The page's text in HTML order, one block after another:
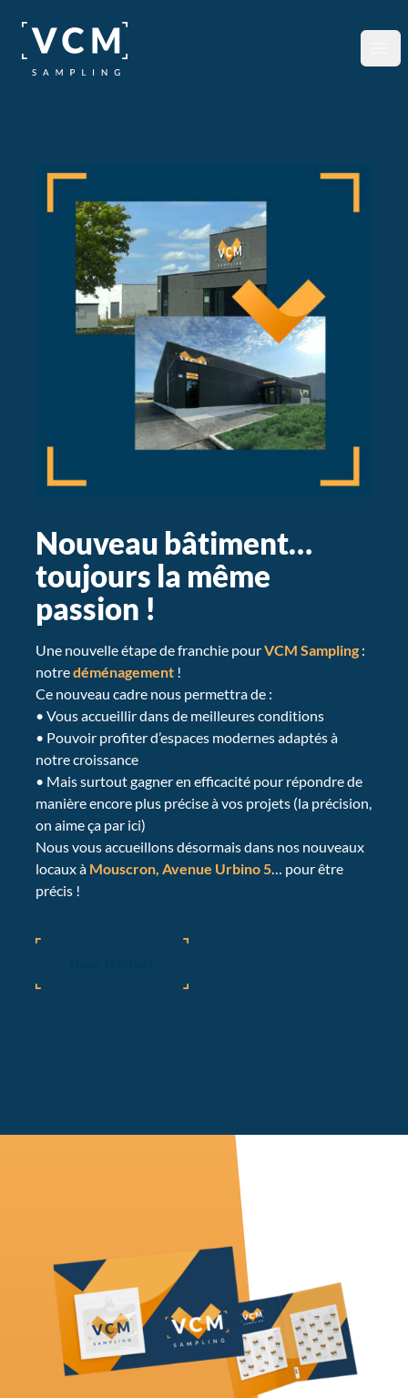
Démarrer un projet
Nouveau bâtiment…
toujours la même
passion !
Une nouvelle étape de franchie pourVCM Sampling:
notredéménagement!
Ce nouveau cadre nous permettra de :
• Vous accueillir dans de meilleures conditions
• Pouvoir profiter d’espaces modernes adaptés à
notre croissance
• Mais surtout gagner en efficacité pour répondre de
manière encore plus précise à vos projets (la précision,
on aime ça par ici)
Nous vous accueillons désormais dans nos nouveaux
locaux à Mouscron, Avenue Urbino 5… pour être
précis !